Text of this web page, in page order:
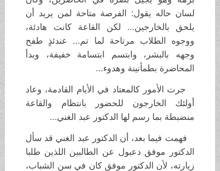
لسان حاله يقول: الفرصة متاحة لمن يريد أن
يلحق بالخارجين... لكن القاعة كانت هادئة،
ووجوه الطلاب مرتاحة لما تم... عندئذٍ طفح
وجهه بالبشر، وابتسم ابتسامة خفيفة، وبدأ
المحاضرة بطمأنينة وهدوء...
جرت الأمور كالمعتاد في الأيام القادمة، وعاد
أولئك الخارجون للحضور بانتظام والقاعة
منضبطة بما رسم لها الدكتور عبد الغني...
فهمت فيما بعد، أن الدكتور عبد الغني قد سأل
الدكتور موفق دعبول عن الطالبين اللذين طلبا
زيارته، لأن الدكتور موفق كان في سن الشباب،